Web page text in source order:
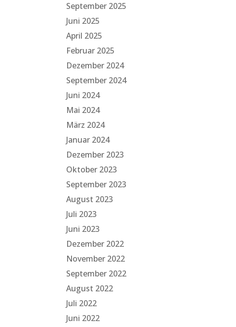
September 2025
Juni 2025
April 2025
Februar 2025
Dezember 2024
September 2024
Juni 2024
Mai 2024
März 2024
Januar 2024
Dezember 2023
Oktober 2023
September 2023
August 2023
Juli 2023
Juni 2023
Dezember 2022
November 2022
September 2022
August 2022
Juli 2022
Juni 2022